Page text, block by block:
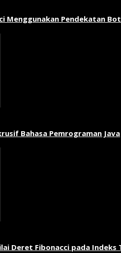
Menggunakan Pendekatan
Bahasa Pemrograman Java
Deret Fibonacci pada